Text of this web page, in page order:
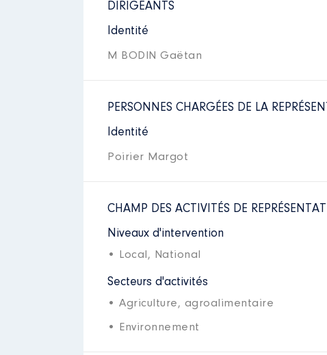
DIRIGEANTS
Identité
M BODIN Gaëtan
PERSONNES CHARGÉES DE LA
Identité
Poirier Margot
CHAMP DES ACTIVITÉS DE
Niveaux d'intervention
• Local, National
Secteurs d'activités
• Agriculture, agroalimentaire
• Environnement